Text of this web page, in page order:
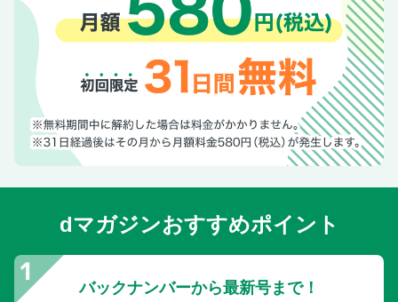
dマガジンおすすめポイント
バックナンバーから最新号まで！